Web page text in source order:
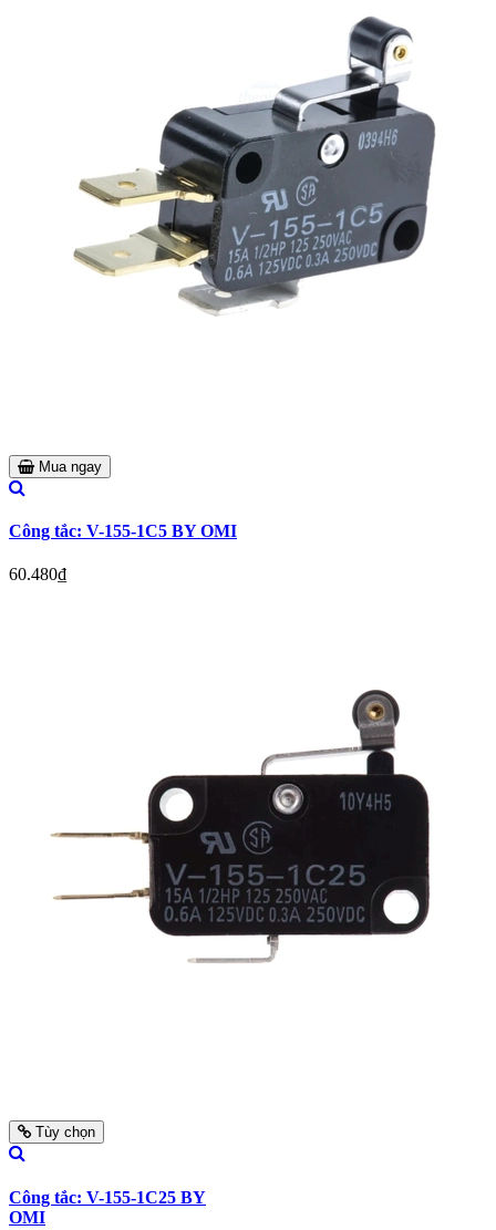
Mua ngay
Công tắc: V-155-1C5 BY OMI
60.480₫
Tùy chọn
Công tắc: V-155-1C25 BY
OMI